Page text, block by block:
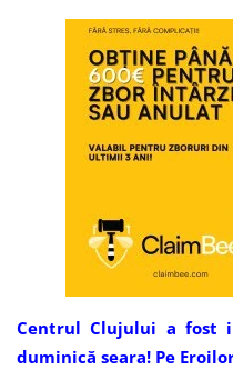
Centrul Clujului a fost
duminică seara! Pe